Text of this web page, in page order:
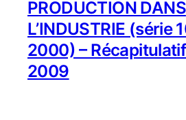
PRODUCTION DANS
L’INDUSTRIE (série
2000) –
2009